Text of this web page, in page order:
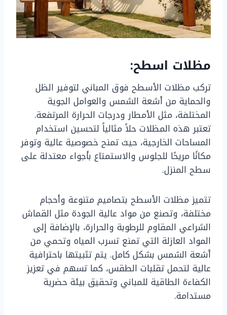
مظلات اسطح:
تركب مظلات الأسطح فوق المباني لتوفير الظل
والحماية من أشعة الشمس والعوامل الجوية
المختلفة، مثل الأمطار ودرجات الحرارة المرتفعة.
تعتبر هذه المظلات حلاً مثالياً لتحسين استخدام
المساحات الخارجية، حيث تمنح خصوصية عالية وتوفر
مكانًا مريحًا للجلوس والاستمتاع بأجواء معتدلة على
سطح المنزل.
تتميز مظلات الأسطح بتصاميم متنوعة وأحجام
مختلفة، وتصنع من مواد عالية الجودة مثل القماش
الشراعي المقاوم للرطوبة والحرارة، بالإضافة إلى
المواد العازلة التي تمنع تسرب المياه وتحمي من
أشعة الشمس بشكل كامل. يتم تثبيتها باحترافية
عالية لتحمل تقلبات الطقس، كما تسهم في تعزيز
الكفاءة الطاقية للمباني وتحقيق بيئة حضرية
مستدامة.